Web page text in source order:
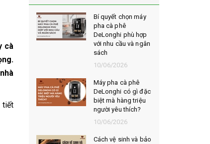
cà
tiết
cà
Bí quyết chọn máy
pha cà phê
DeLonghi phù hợp
với nhu cầu và ngân
sách
10/06/2026
Máy pha cà phê
DeLonghi có gì đặc
biệt mà hàng triệu
người yêu thích?
10/06/2026
Cách vệ sinh và bảo